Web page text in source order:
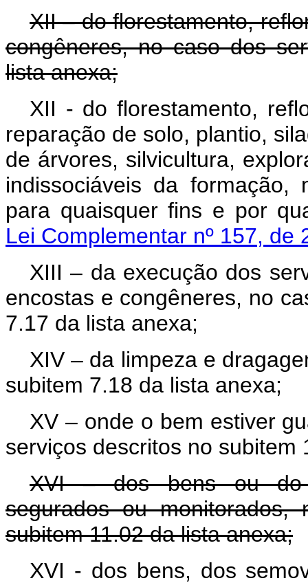
XII – do florestamento,
congêneres, no caso dos
lista anexa;
XII - do florestamento,
reparação de solo, plantio,
de árvores, silvicultura,
indissociáveis da formação,
para quaisquer fins e por
Lei Complementar nº 157, de
XIII – da execução dos
encostas e congêneres, no
7.17 da lista anexa;
XIV – da limpeza e
subitem 7.18 da lista anexa;
XV – onde o bem estiver
serviços descritos no subitem
XVI – dos bens ou do
segurados ou
subitem 11.02 da lista anexa;
XVI - dos bens, dos